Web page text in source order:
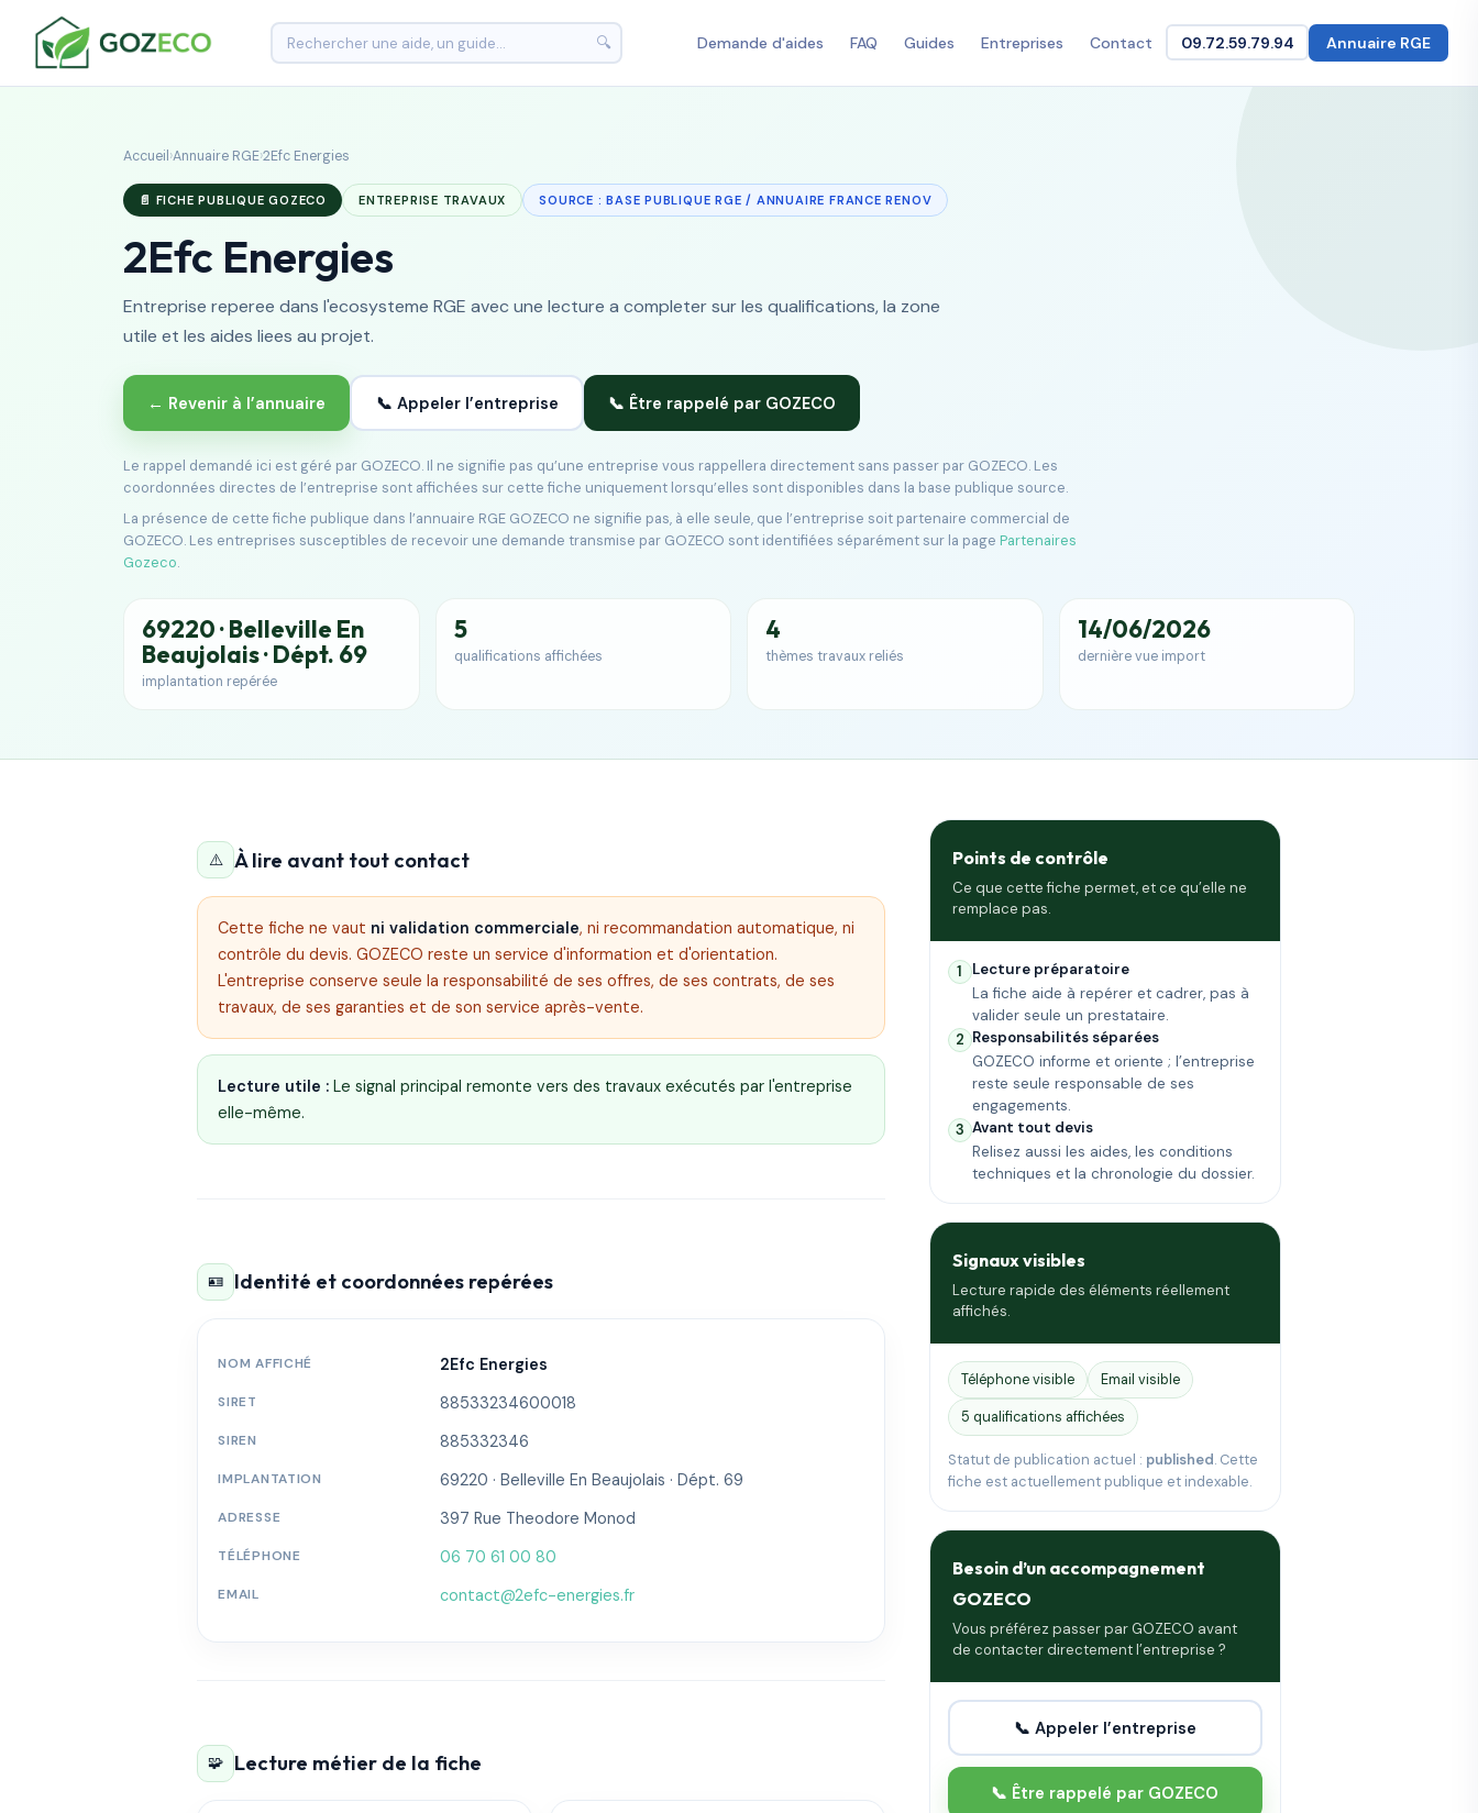
🔍 Demande d'aides FAQ Guides Entreprises Contact 09.72.59.79.94 Annuaire RGE
Accueil ›Annuaire RGE›2Efc Energies
📄 FICHE PUBLIQUE GOZECO ENTREPRISE TRAVAUX SOURCE : BASE PUBLIQUE RGE / ANNUAIRE FRANCE RENOV
2Efc Energies
Entreprise reperee dans l'ecosysteme RGE avec une lecture a completer sur les qualifications, la zone
utile et les aides liees au projet.
← Revenir à l’annuaire 📞 Appeler l’entreprise 📞 Être rappelé par GOZECO
Le rappel demandé ici est géré par GOZECO. Il ne signifie pas qu’une entreprise vous rappellera directement sans passer par GOZECO. Les
coordonnées directes de l’entreprise sont affichées sur cette fiche uniquement lorsqu’elles sont disponibles dans la base publique source.
La présence de cette fiche publique dans l’annuaire RGE GOZECO ne signifie pas, à elle seule, que l’entreprise soit partenaire commercial de
GOZECO. Les entreprises susceptibles de recevoir une demande transmise par GOZECO sont identifiées séparément sur la page Partenaires
Gozeco.
69220 · Belleville En
Beaujolais · Dépt. 69
implantation repérée
5
qualifications affichées
4
thèmes travaux reliés
14/06/2026
dernière vue import
⚠️ À lire avant tout contact
Cette fiche ne vaut ni validation commerciale, ni recommandation automatique, ni
contrôle du devis. GOZECO reste un service d'information et d'orientation.
L'entreprise conserve seule la responsabilité de ses offres, de ses contrats, de ses
travaux, de ses garanties et de son service après-vente.
Lecture utile : Le signal principal remonte vers des travaux exécutés par l'entreprise
elle-même.
🪪 Identité et coordonnées repérées
NOM AFFICHÉ 2Efc Energies
SIRET 88533234600018
SIREN 885332346
IMPLANTATION 69220 · Belleville En Beaujolais · Dépt. 69
ADRESSE 397 Rue Theodore Monod
TÉLÉPHONE 06 70 61 00 80
EMAIL contact@2efc-energies.fr
🧩 Lecture métier de la fiche
Points de contrôle
Ce que cette fiche permet, et ce qu’elle ne
remplace pas.
1 Lecture préparatoire
La fiche aide à repérer et cadrer, pas à
valider seule un prestataire.
2 Responsabilités séparées
GOZECO informe et oriente ; l’entreprise
reste seule responsable de ses
engagements.
3 Avant tout devis
Relisez aussi les aides, les conditions
techniques et la chronologie du dossier.
Signaux visibles
Lecture rapide des éléments réellement
affichés.
Téléphone visible
Email visible
5 qualifications affichées
Statut de publication actuel : published. Cette
fiche est actuellement publique et indexable.
Besoin d’un accompagnement
GOZECO
Vous préférez passer par GOZECO avant
de contacter directement l’entreprise ?
📞 Appeler l’entreprise
📞 Être rappelé par GOZECO